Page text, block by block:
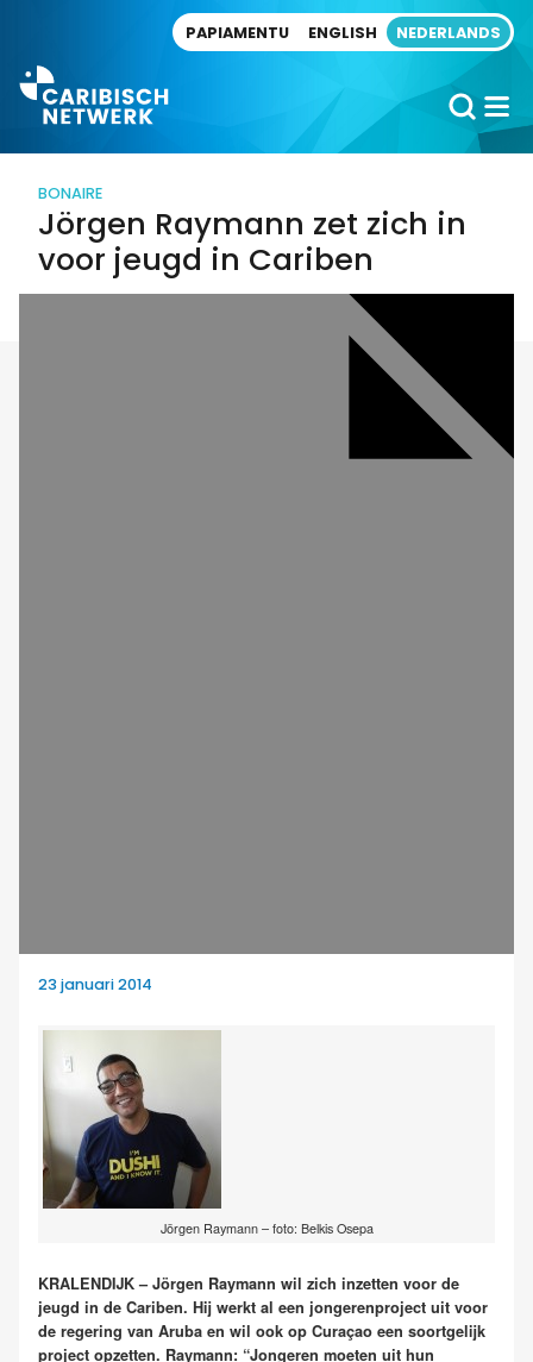
PAPIAMENTU ENGLISH NEDERLANDS
BONAIRE
Jörgen Raymann zet zich in
voor jeugd in Cariben
23 januari 2014
Jörgen Raymann – foto: Belkis Osepa
KRALENDIJK – Jörgen Raymann wil zich inzetten voor de
jeugd in de Cariben. Hij werkt al een jongerenproject uit voor
de regering van Aruba en wil ook op Curaçao een soortgelijk
project opzetten. Raymann: “Jongeren moeten uit hun